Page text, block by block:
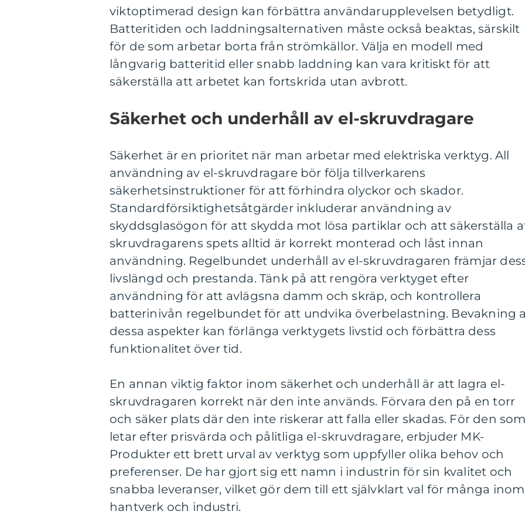
viktoptimerad design kan förbättra användarupplevelsen betydligt.
Batteritiden och laddningsalternativen måste också beaktas, särskilt
för de som arbetar borta från strömkällor. Välja en modell med
långvarig batteritid eller snabb laddning kan vara kritiskt för att
säkerställa att arbetet kan fortskrida utan avbrott.
Säkerhet och underhåll av el-skruvdragare
Säkerhet är en prioritet när man arbetar med elektriska verktyg. All
användning av el-skruvdragare bör följa tillverkarens
säkerhetsinstruktioner för att förhindra olyckor och skador.
Standardförsiktighetsåtgärder inkluderar användning av
skyddsglasögon för att skydda mot lösa partiklar och att säkerställa
skruvdragarens spets alltid är korrekt monterad och låst innan
användning. Regelbundet underhåll av el-skruvdragaren främjar
livslängd och prestanda. Tänk på att rengöra verktyget efter
användning för att avlägsna damm och skräp, och kontrollera
batterinivån regelbundet för att undvika överbelastning. Bevakning
dessa aspekter kan förlänga verktygets livstid och förbättra dess
funktionalitet över tid.
En annan viktig faktor inom säkerhet och underhåll är att lagra el-
skruvdragaren korrekt när den inte används. Förvara den på en torr
och säker plats där den inte riskerar att falla eller skadas. För den
letar efter prisvärda och pålitliga el-skruvdragare, erbjuder MK-
Produkter ett brett urval av verktyg som uppfyller olika behov och
preferenser. De har gjort sig ett namn i industrin för sin kvalitet och
snabba leveranser, vilket gör dem till ett självklart val för många inom
hantverk och industri.